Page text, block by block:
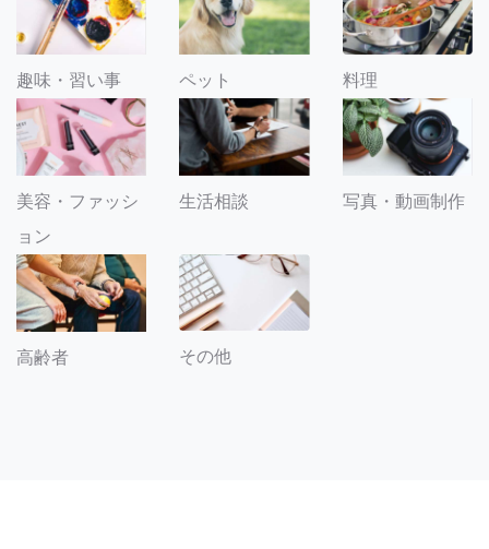
趣味・習い事 ペット 料理
美容・ファッシ
ョン
生活相談 写真・動画制作
高齢者 その他